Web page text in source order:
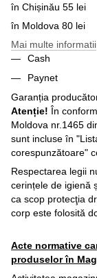
în Chișinău 55 lei
în Moldova 80 lei
Mai multe informatii
Cash
Paynet
Garanția
Atenție! În
Moldova nr.1465
sunt incluse în
corespunzătoare"
Respectarea legii
cerințele de igienă
ca scop protecţia
corp este folosită
Acte normative
produselor în